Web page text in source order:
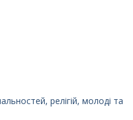
релігій, молоді та